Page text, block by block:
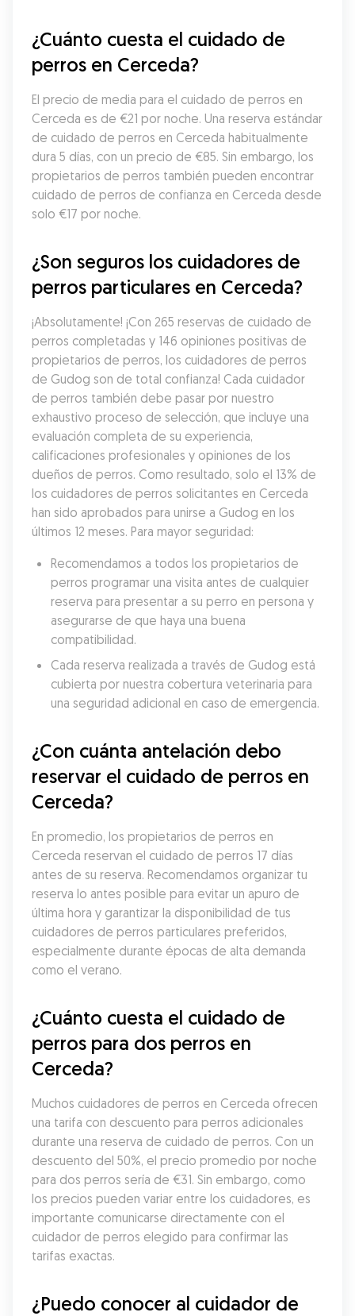
¿Cuánto cuesta el cuidado de
perros en Cerceda?
El precio de media para el cuidado de perros en
Cerceda es de €21 por noche. Una reserva estándar
de cuidado de perros en Cerceda habitualmente
dura 5 días, con un precio de €85. Sin embargo, los
propietarios de perros también pueden encontrar
cuidado de perros de confianza en Cerceda desde
solo €17 por noche.
¿Son seguros los cuidadores de
perros particulares en Cerceda?
¡Absolutamente! ¡Con 265 reservas de cuidado de
perros completadas y 146 opiniones positivas de
propietarios de perros, los cuidadores de perros
de Gudog son de total confianza! Cada cuidador
de perros también debe pasar por nuestro
exhaustivo proceso de selección, que incluye una
evaluación completa de su experiencia,
calificaciones profesionales y opiniones de los
dueños de perros. Como resultado, solo el 13% de
los cuidadores de perros solicitantes en Cerceda
han sido aprobados para unirse a Gudog en los
últimos 12 meses. Para mayor seguridad:
Recomendamos a todos los propietarios de
perros programar una visita antes de cualquier
reserva para presentar a su perro en persona y
asegurarse de que haya una buena
compatibilidad.
Cada reserva realizada a través de Gudog está
cubierta por nuestra cobertura veterinaria para
una seguridad adicional en caso de emergencia.
¿Con cuánta antelación debo
reservar el cuidado de perros en
Cerceda?
En promedio, los propietarios de perros en
Cerceda reservan el cuidado de perros 17 días
antes de su reserva. Recomendamos organizar tu
reserva lo antes posible para evitar un apuro de
última hora y garantizar la disponibilidad de tus
cuidadores de perros particulares preferidos,
especialmente durante épocas de alta demanda
como el verano.
¿Cuánto cuesta el cuidado de
perros para dos perros en
Cerceda?
Muchos cuidadores de perros en Cerceda ofrecen
una tarifa con descuento para perros adicionales
durante una reserva de cuidado de perros. Con un
descuento del 50%, el precio promedio por noche
para dos perros sería de €31. Sin embargo, como
los precios pueden variar entre los cuidadores, es
importante comunicarse directamente con el
cuidador de perros elegido para confirmar las
tarifas exactas.
¿Puedo conocer al cuidador de